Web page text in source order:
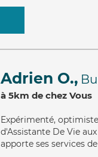
Adrien O.,
à 5km de chez Vous
Expérimenté,
d'Assistante De Vie
apporte ses services